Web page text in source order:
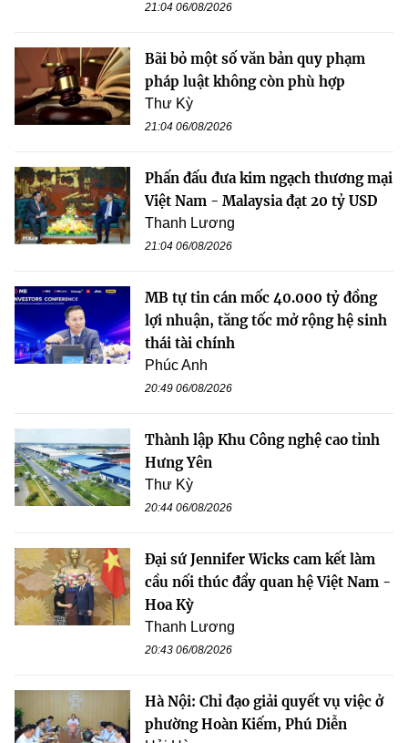
21:04 06/08/2026
Bãi bỏ một số văn bản quy phạm
pháp luật không còn phù hợp
Thư Kỳ
21:04 06/08/2026
Phấn đấu đưa kim ngạch thương mại
Việt Nam - Malaysia đạt 20 tỷ USD
Thanh Lương
21:04 06/08/2026
MB tự tin cán mốc 40.000 tỷ đồng
lợi nhuận, tăng tốc mở rộng hệ sinh
thái tài chính
Phúc Anh
20:49 06/08/2026
Thành lập Khu Công nghệ cao tỉnh
Hưng Yên
Thư Kỳ
20:44 06/08/2026
Đại sứ Jennifer Wicks cam kết làm
cầu nối thúc đẩy quan hệ Việt Nam -
Hoa Kỳ
Thanh Lương
20:43 06/08/2026
Hà Nội: Chỉ đạo giải quyết vụ việc ở
phường Hoàn Kiếm, Phú Diễn